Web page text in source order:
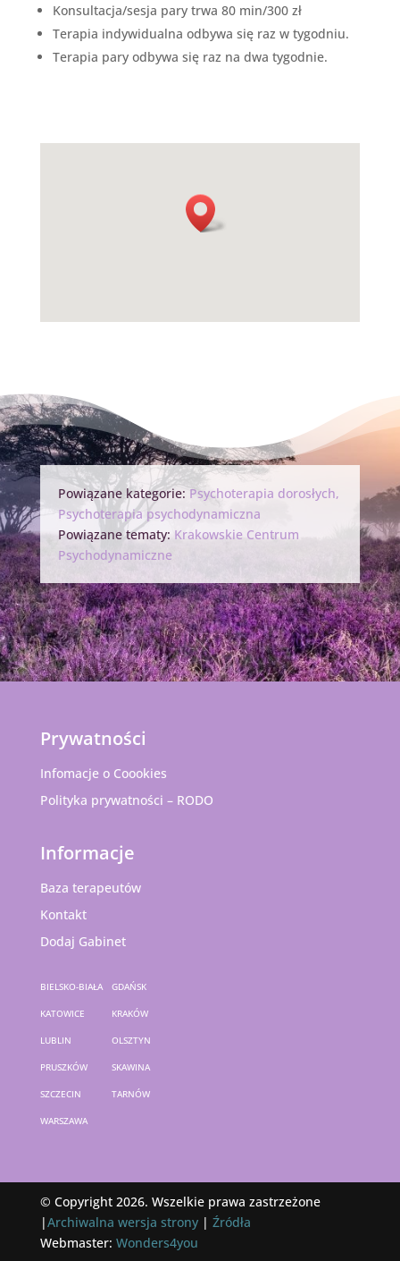
Konsultacja/sesja pary trwa 80 min/300 zł
Terapia indywidualna odbywa się raz w tygodniu.
Terapia pary odbywa się raz na dwa tygodnie.
Powiązane kategorie:Psychoterapia dorosłych,
Psychoterapia psychodynamiczna
Powiązane tematy: Krakowskie Centrum
Psychodynamiczne
Prywatności
Infomacje o Coookies
Polityka prywatności – RODO
Informacje
Baza terapeutów
Kontakt
Dodaj Gabinet
BIELSKO-BIAŁA GDAŃSK
KATOWICE KRAKÓW
LUBLIN OLSZTYN
PRUSZKÓW SKAWINA
SZCZECIN TARNÓW
WARSZAWA
© Copyright 2026. Wszelkie prawa zastrzeżone
|Archiwalna wersja strony| Źródła
Webmaster: Wonders4you